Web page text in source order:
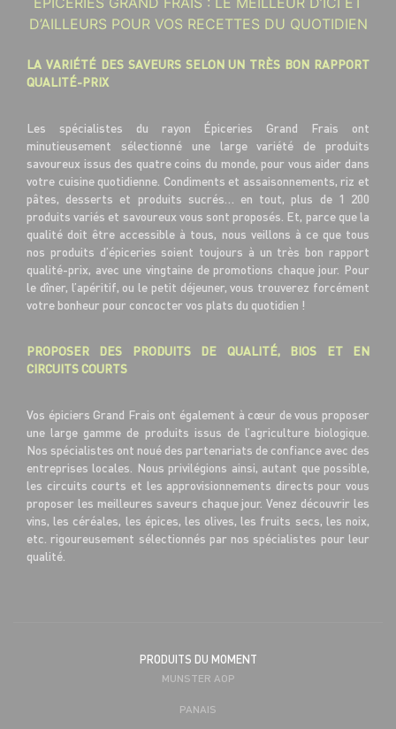
D’AILLEURS POUR VOS RECETTES DU QUOTIDIEN
LA VARIÉTÉ DES SAVEURS SELON UN TRÈS BON RAPPORT
QUALITÉ-PRIX
Les spécialistes du rayon Épiceries Grand Frais ont
minutieusement sélectionné une large variété de produits
savoureux issus des quatre coins du monde, pour vous aider dans
votre cuisine quotidienne. Condiments et assaisonnements, riz et
pâtes, desserts et produits sucrés… en tout, plus de 1 200
produits variés et savoureux vous sont proposés. Et, parce que la
qualité doit être accessible à tous, nous veillons à ce que tous
nos produits d’épiceries soient toujours à un très bon rapport
qualité-prix, avec une vingtaine de promotions chaque jour. Pour
le dîner, l’apéritif, ou le petit déjeuner, vous trouverez forcément
votre bonheur pour concocter vos plats du quotidien !
PROPOSER DES PRODUITS DE QUALITÉ, BIOS ET EN
CIRCUITS COURTS
Vos épiciers Grand Frais ont également à cœur de vous proposer
une large gamme de produits issus de l’agriculture biologique.
Nos spécialistes ont noué des partenariats de confiance avec des
entreprises locales. Nous privilégions ainsi, autant que possible,
les circuits courts et les approvisionnements directs pour vous
proposer les meilleures saveurs chaque jour. Venez découvrir les
vins, les céréales, les épices, les olives, les fruits secs, les noix,
etc. rigoureusement sélectionnés par nos spécialistes pour leur
qualité.
PRODUITS DU MOMENT
MUNSTER AOP
PANAIS